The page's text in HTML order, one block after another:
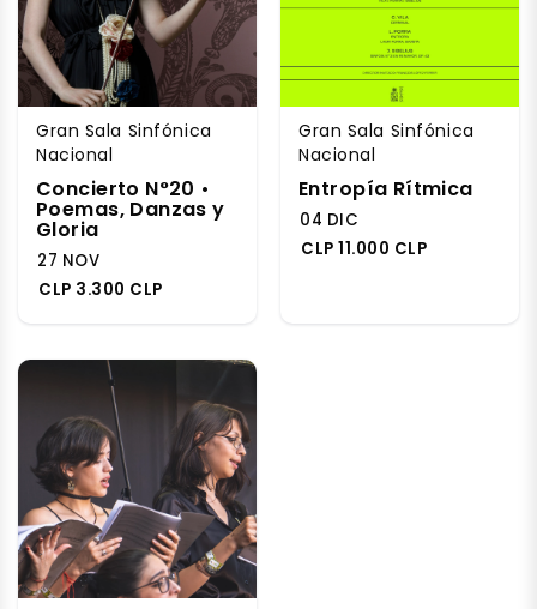
Gran Sala Sinfónica
Nacional
Concierto N°20 •
Poemas, Danzas y
Gloria
27 NOV
CLP 3.300 CLP
Gran Sala Sinfónica
Nacional
Entropía Rítmica
04 DIC
CLP 11.000 CLP